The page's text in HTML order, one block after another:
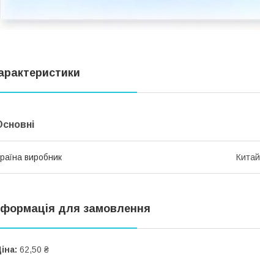
виробник Китай
для замовлення
62,50 ₴